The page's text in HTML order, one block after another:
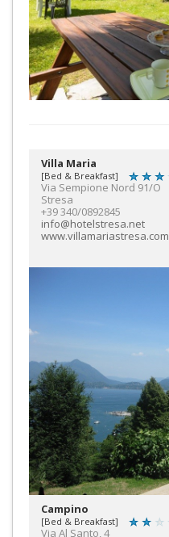
Villa Maria
[Bed & Breakfast]
Via Sempione Nord 91/O
Stresa
+39 340/0892845
info@hotelstresa.net
www.villamariastresa.com
Campino
[Bed & Breakfast]
Via Al Santo, 4